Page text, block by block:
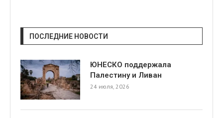
ПОСЛЕДНИЕ НОВОСТИ
ЮНЕСКО поддержала
Палестину и Ливан
24 июля, 2026